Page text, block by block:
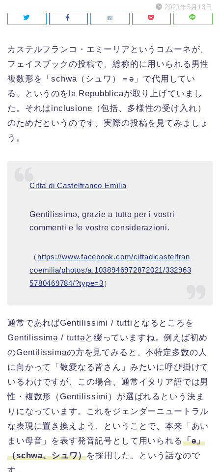
2021年5月13日
カステルフランコ・エミーリアというコムーネが、
フェイスブックの投稿で、総称的に用いられる男性
複数形を「schwa（シュワ）＝ǝ」で代用してい
る、というのをla Repubblicaが取り上げていまし
た。それはinclusione（包括、多様性の受け入れ）
のためだというのです。実際の投稿を見てみましょ
う。
Città di Castelfranco Emilia
Gentilissimǝ, grazie a tuttǝ per i vostri
commenti e le vostre considerazioni.
（ https://www.facebook.com/cittadicastelfran
coemilia/photos/a.1038946972872021/332963
5780469784/?type=3）
通常であればGentilissimi / tuttiとなるところを
Gentilissimǝ / tuttǝ と綴っていますね。例えば初め
のGentilissimǝの方を見てみると、不特定多数の人
に向かって「敬愛なる皆さん」みたいに呼び掛けて
いるわけですが、この場合、通常イタリア語では男
性・複数形（Gentilissimi）が選ばれるという決ま
りになっています。これをジェンダーニュートラル
な表現に置き換えよう、ということで、本来「あい
まい母音」を表す発音記号として用いられる「ǝ」
（schwa、シュワ）を採用した、という話なので